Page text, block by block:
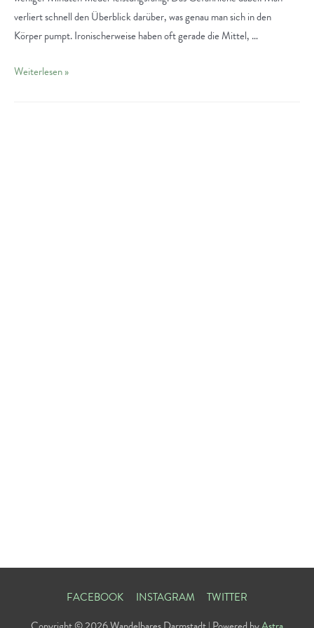
verliert schnell den Überblick darüber, was genau man sich in den
Körper pumpt. Ironischerweise haben oft gerade die Mittel, …
Grünes
Weiterlesen »
FACEBOOK INSTAGRAM
TWITTER